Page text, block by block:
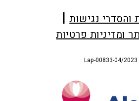
והסדרי נגישות
ומדיניות פרטיות
Lap-00833-04/2023